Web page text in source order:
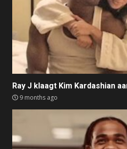
Ray J klaagt Kim Kardashian
9 months ago